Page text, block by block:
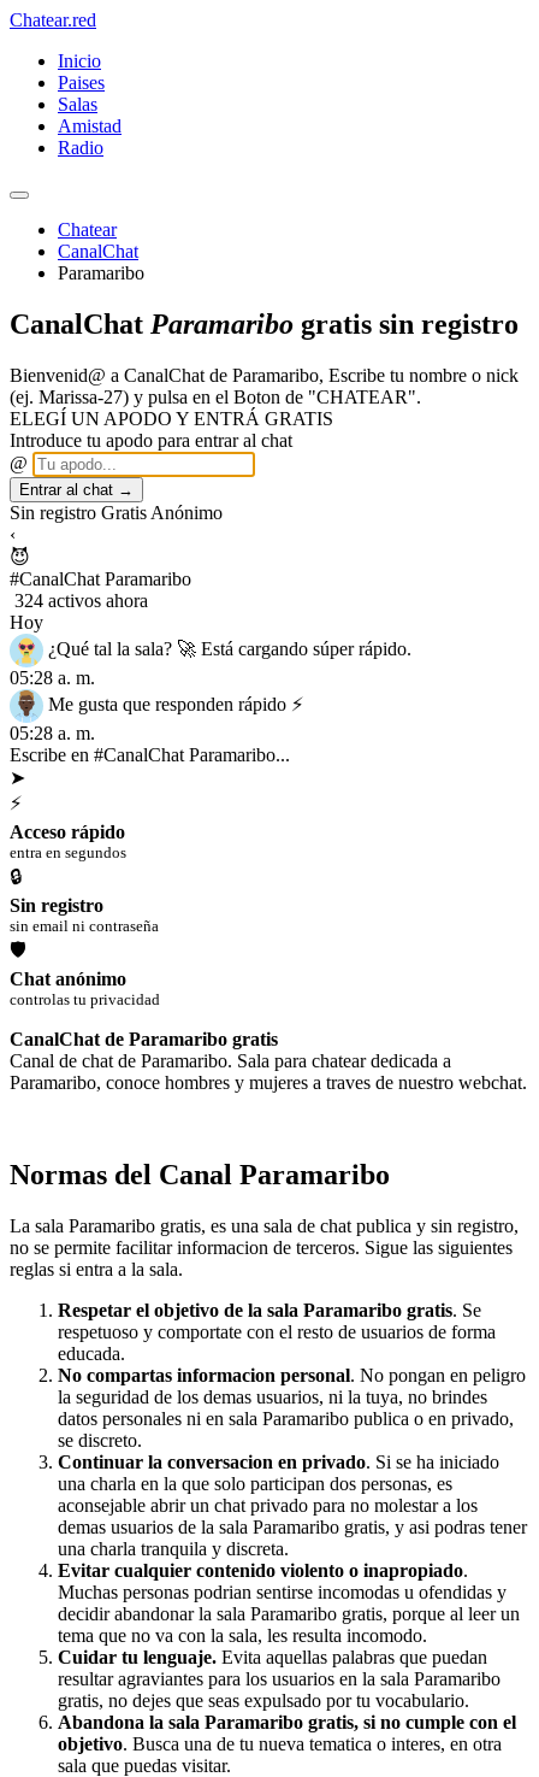
Chatear.red
Inicio
Paises
Salas
Amistad
Radio
Chatear
CanalChat
Paramaribo
CanalChat Paramaribo gratis sin registro
Bienvenid@ a CanalChat de Paramaribo, Escribe tu nombre o nick
(ej. Marissa-27) y pulsa en el Boton de "CHATEAR".
ELEGÍ UN APODO Y ENTRÁ GRATIS
Introduce tu apodo para entrar al chat
@
Entrar al chat →
Sin registro Gratis Anónimo
‹
😈
#CanalChat Paramaribo
324 activos ahora
Hoy
¿Qué tal la sala? 🚀 Está cargando súper rápido.
05:28 a. m.
Me gusta que responden rápido ⚡
05:28 a. m.
Escribe en #CanalChat Paramaribo...
➤
⚡
Acceso rápido
entra en segundos
🔒
Sin registro
sin email ni contraseña
🛡
Chat anónimo
controlas tu privacidad
CanalChat de Paramaribo gratis
Canal de chat de Paramaribo. Sala para chatear dedicada a
Paramaribo, conoce hombres y mujeres a traves de nuestro webchat.
Normas del Canal Paramaribo
La sala Paramaribo gratis, es una sala de chat publica y sin registro,
no se permite facilitar informacion de terceros. Sigue las siguientes
reglas si entra a la sala.
Respetar el objetivo de la sala Paramaribo gratis. Se
respetuoso y comportate con el resto de usuarios de forma
educada.
No compartas informacion personal. No pongan en peligro
la seguridad de los demas usuarios, ni la tuya, no brindes
datos personales ni en sala Paramaribo publica o en privado,
se discreto.
Continuar la conversacion en privado. Si se ha iniciado
una charla en la que solo participan dos personas, es
aconsejable abrir un chat privado para no molestar a los
demas usuarios de la sala Paramaribo gratis, y asi podras tener
una charla tranquila y discreta.
Evitar cualquier contenido violento o inapropiado.
Muchas personas podrian sentirse incomodas u ofendidas y
decidir abandonar la sala Paramaribo gratis, porque al leer un
tema que no va con la sala, les resulta incomodo.
Cuidar tu lenguaje. Evita aquellas palabras que puedan
resultar agraviantes para los usuarios en la sala Paramaribo
gratis, no dejes que seas expulsado por tu vocabulario.
Abandona la sala Paramaribo gratis, si no cumple con el
objetivo. Busca una de tu nueva tematica o interes, en otra
sala que puedas visitar.